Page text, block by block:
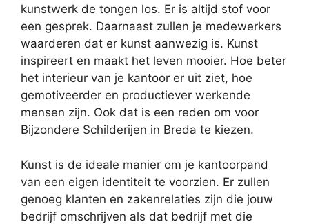
kunstwerk de tongen los. Er is altijd stof voor
een gesprek. Daarnaast zullen je medewerkers
waarderen dat er kunst aanwezig is. Kunst
inspireert en maakt het leven mooier. Hoe beter
het interieur van je kantoor er uit ziet, hoe
gemotiveerder en productiever werkende
mensen zijn. Ook dat is een reden om voor
Bijzondere Schilderijen in Breda te kiezen.
Kunst is de ideale manier om je kantoorpand
van een eigen identiteit te voorzien. Er zullen
genoeg klanten en zakenrelaties zijn die jouw
bedrijf omschrijven als dat bedrijf met die